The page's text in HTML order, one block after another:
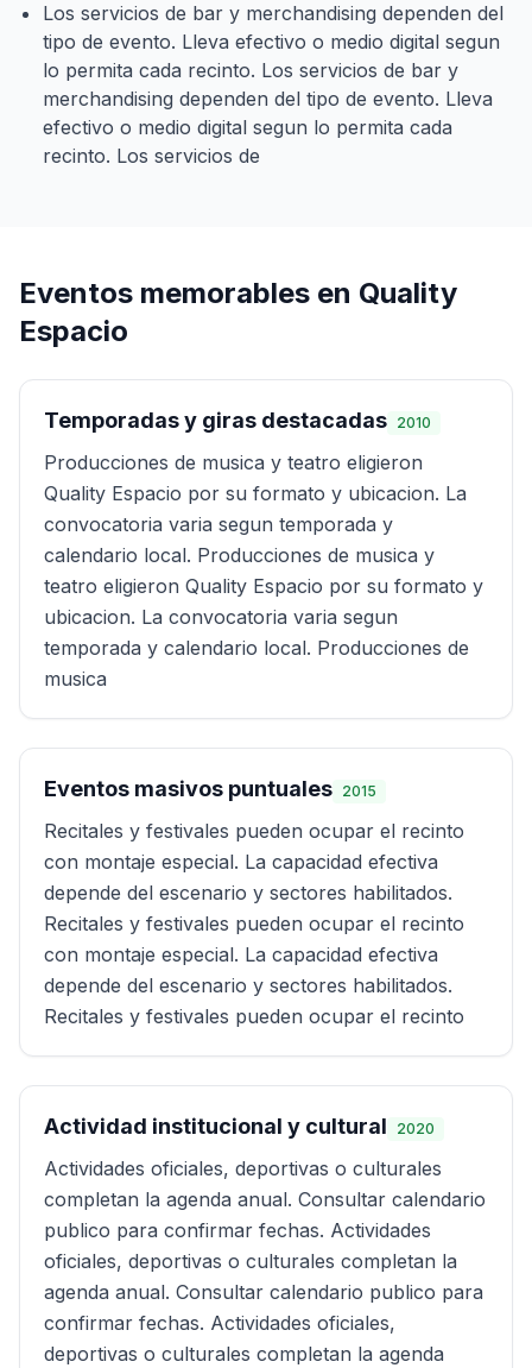
Los servicios de bar y merchandising dependen del
tipo de evento. Lleva efectivo o medio digital segun
lo permita cada recinto. Los servicios de bar y
merchandising dependen del tipo de evento. Lleva
efectivo o medio digital segun lo permita cada
recinto. Los servicios de
Eventos memorables en Quality
Espacio
Temporadas y giras destacadas 2010
Producciones de musica y teatro eligieron
Quality Espacio por su formato y ubicacion. La
convocatoria varia segun temporada y
calendario local. Producciones de musica y
teatro eligieron Quality Espacio por su formato y
ubicacion. La convocatoria varia segun
temporada y calendario local. Producciones de
musica
Eventos masivos puntuales 2015
Recitales y festivales pueden ocupar el recinto
con montaje especial. La capacidad efectiva
depende del escenario y sectores habilitados.
Recitales y festivales pueden ocupar el recinto
con montaje especial. La capacidad efectiva
depende del escenario y sectores habilitados.
Recitales y festivales pueden ocupar el recinto
Actividad institucional y cultural 2020
Actividades oficiales, deportivas o culturales
completan la agenda anual. Consultar calendario
publico para confirmar fechas. Actividades
oficiales, deportivas o culturales completan la
agenda anual. Consultar calendario publico para
confirmar fechas. Actividades oficiales,
deportivas o culturales completan la agenda